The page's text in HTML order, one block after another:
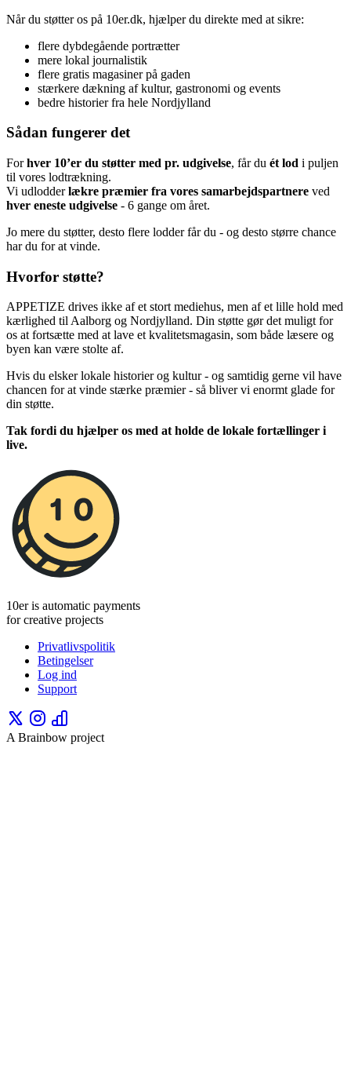
Når du støtter os på 10er.dk, hjælper du direkte med at sikre:
flere dybdegående portrætter
mere lokal journalistik
flere gratis magasiner på gaden
stærkere dækning af kultur, gastronomi og events
bedre historier fra hele Nordjylland
Sådan fungerer det
Forhver 10’er du støtter med pr. udgivelse, får du ét lod i puljen
til vores lodtrækning.
Vi udlodderlækre præmier fra vores samarbejdspartnere ved
hver eneste udgivelse - 6 gange om året.
Jo mere du støtter, desto flere lodder får du - og desto større chance
har du for at vinde.
Hvorfor støtte?
APPETIZE drives ikke af et stort mediehus, men af et lille hold med
kærlighed til Aalborg og Nordjylland. Din støtte gør det muligt for
os at fortsætte med at lave et kvalitetsmagasin, som både læsere og
byen kan være stolte af.
Hvis du elsker lokale historier og kultur - og samtidig gerne vil have
chancen for at vinde stærke præmier - så bliver vi enormt glade for
din støtte.
Tak fordi du hjælper os med at holde de lokale fortællinger i
live.
10er is automatic payments
for creative projects
Privatlivspolitik
Betingelser
Log ind
Support
A Brainbow project